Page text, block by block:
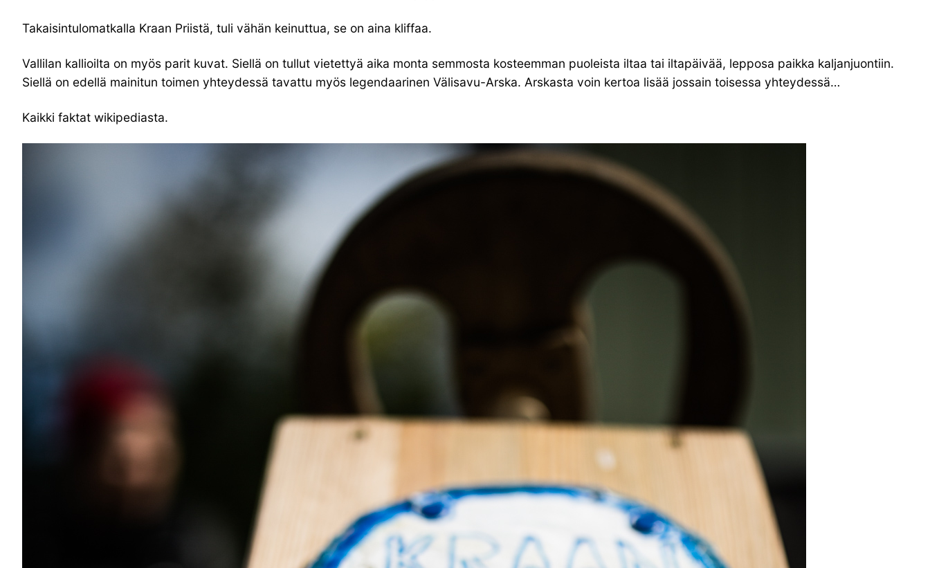
Takaisintulomatkalla Kraan Priistä, tuli vähän keinuttua, se on aina kliffaa.
Vallilan kallioilta on myös parit kuvat. Siellä on tullut vietettyä aika monta semmosta kosteemman puoleista iltaa tai iltapäivää, lepposa paikka kaljanjuontiin.
Siellä on edellä mainitun toimen yhteydessä tavattu myös legendaarinen Välisavu-Arska. Arskasta voin kertoa lisää jossain toisessa yhteydessä…
Kaikki faktat wikipediasta.